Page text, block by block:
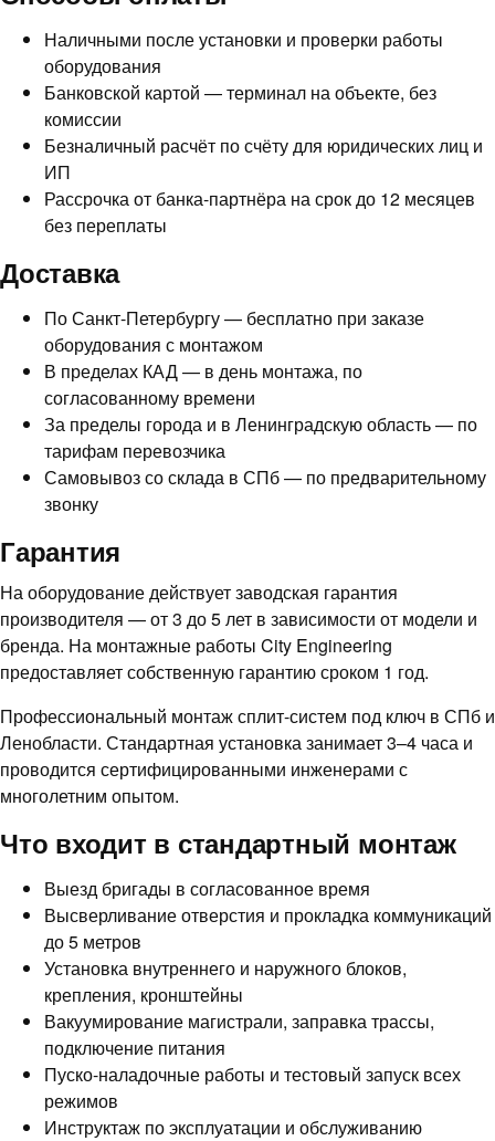
Наличными после установки и проверки работы
оборудования
Банковской картой — терминал на объекте, без
комиссии
Безналичный расчёт по счёту для юридических лиц и
ИП
Рассрочка от банка-партнёра на срок до 12 месяцев
без переплаты
Доставка
По Санкт-Петербургу — бесплатно при заказе
оборудования с монтажом
В пределах КАД — в день монтажа, по
согласованному времени
За пределы города и в Ленинградскую область — по
тарифам перевозчика
Самовывоз со склада в СПб — по предварительному
звонку
Гарантия
На оборудование действует заводская гарантия
производителя — от 3 до 5 лет в зависимости от модели и
бренда. На монтажные работы City Engineering
предоставляет собственную гарантию сроком 1 год.
Профессиональный монтаж сплит-систем под ключ в СПб и
Ленобласти. Стандартная установка занимает 3–4 часа и
проводится сертифицированными инженерами с
многолетним опытом.
Что входит в стандартный монтаж
Выезд бригады в согласованное время
Высверливание отверстия и прокладка коммуникаций
до 5 метров
Установка внутреннего и наружного блоков,
крепления, кронштейны
Вакуумирование магистрали, заправка трассы,
подключение питания
Пуско-наладочные работы и тестовый запуск всех
режимов
Инструктаж по эксплуатации и обслуживанию